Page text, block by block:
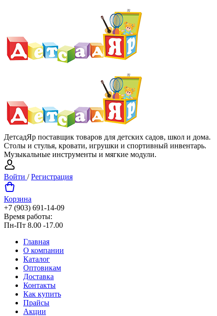
ДетсадЯр поставщик товаров для детских садов, школ и дома.
Столы и стулья, кровати, игрушки и спортивный инвентарь.
Музыкальные инструменты и мягкие модули.
Войти /Регистрация
Корзина
+7 (903) 691-14-09
Время работы:
Пн-Пт 8.00 -17.00
Главная
О компании
Каталог
Оптовикам
Доставка
Контакты
Как купить
Прайсы
Акции